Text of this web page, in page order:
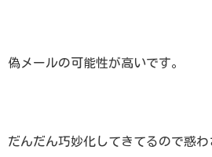
偽メールの可能性が高いです。
だんだん巧妙化してきてるので惑